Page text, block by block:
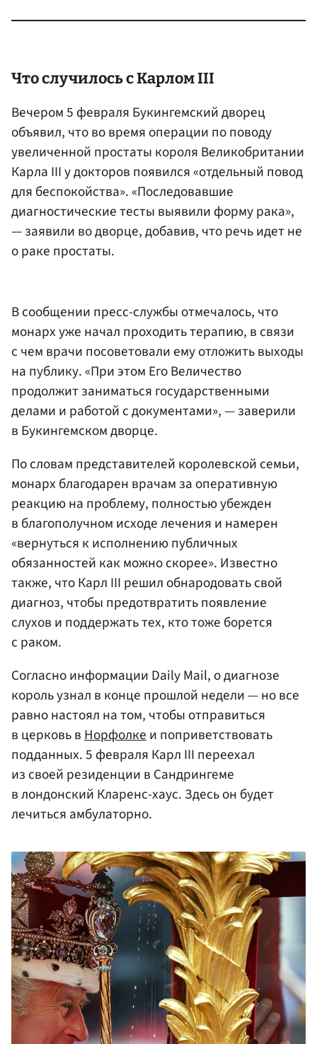
Что случилось с Карлом III
Вечером 5 февраля Букингемский дворец
объявил, что во время операции по поводу
увеличенной простаты короля Великобритании
Карла III у докторов появился «отдельный повод
для беспокойства». «Последовавшие
диагностические тесты выявили форму рака»,
— заявили во дворце, добавив, что речь идет не
о раке простаты.
В сообщении пресс-службы отмечалось, что
монарх уже начал проходить терапию, в связи
с чем врачи посоветовали ему отложить выходы
на публику. «При этом Его Величество
продолжит заниматься государственными
делами и работой с документами», — заверили
в Букингемском дворце.
По словам представителей королевской семьи,
монарх благодарен врачам за оперативную
реакцию на проблему, полностью убежден
в благополучном исходе лечения и намерен
«вернуться к исполнению публичных
обязанностей как можно скорее». Известно
также, что Карл III решил обнародовать свой
диагноз, чтобы предотвратить появление
слухов и поддержать тех, кто тоже борется
с раком.
Согласно информации Daily Mail, о диагнозе
король узнал в конце прошлой недели — но все
равно настоял на том, чтобы отправиться
в церковь вНорфолкеи поприветствовать
подданных. 5 февраля Карл III переехал
из своей резиденции в Сандрингеме
в лондонский Кларенс-хаус. Здесь он будет
лечиться амбулаторно.